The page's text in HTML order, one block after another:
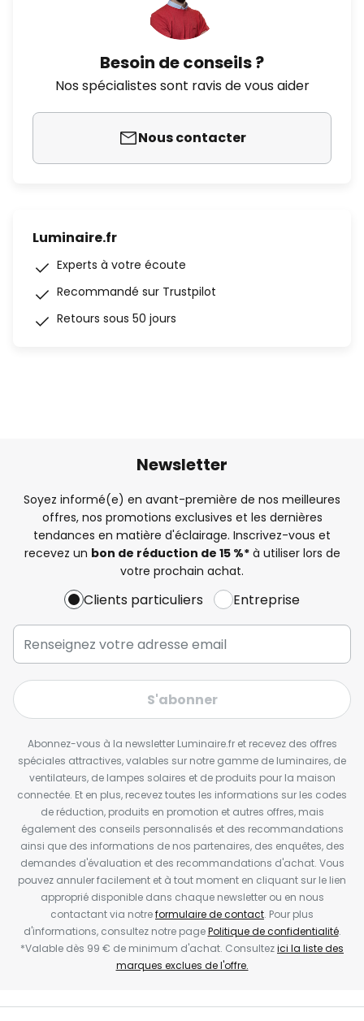
Besoin de conseils ?
Nos spécialistes sont ravis de vous aider
Nous contacter
Luminaire.fr
Experts à votre écoute
Recommandé sur Trustpilot
Retours sous 50 jours
Newsletter
Soyez informé(e) en avant-première de nos meilleures
offres, nos promotions exclusives et les dernières
tendances en matière d'éclairage. Inscrivez-vous et
recevez un bon de réduction de 15 %*à utiliser lors de
votre prochain achat.
Clients particuliers Entreprise
S'abonner
Abonnez-vous à la newsletter Luminaire.fr et recevez des offres
spéciales attractives, valables sur notre gamme de luminaires, de
ventilateurs, de lampes solaires et de produits pour la maison
connectée. Et en plus, recevez toutes les informations sur les codes
de réduction, produits en promotion et autres offres, mais
également des conseils personnalisés et des recommandations
ainsi que des informations de nos partenaires, des enquêtes, des
demandes d'évaluation et des recommandations d'achat. Vous
pouvez annuler facilement et à tout moment en cliquant sur le lien
approprié disponible dans chaque newsletter ou en nous
contactant via notreformulaire de contact. Pour plus
d'informations, consultez notre pagePolitique de confidentialité.
*Valable dès 99 € de minimum d'achat. Consultezici la liste des
marques exclues de l'offre.